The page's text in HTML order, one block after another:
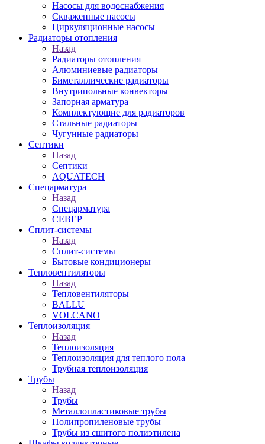
Насосы для водоснабжения
Скваженные насосы
Циркуляционные насосы
Радиаторы отопления
Назад
Радиаторы отопления
Алюминиевые радиаторы
Биметаллические радиаторы
Внутрипольные конвекторы
Запорная арматура
Комплектующие для радиаторов
Стальные радиаторы
Чугунные радиаторы
Септики
Назад
Септики
AQUATECH
Спецарматура
Назад
Спецарматура
СЕВЕР
Сплит-системы
Назад
Сплит-системы
Бытовые кондиционеры
Тепловентиляторы
Назад
Тепловентиляторы
BALLU
VOLCANO
Теплоизоляция
Назад
Теплоизоляция
Теплоизоляция для теплого пола
Трубная теплоизоляция
Трубы
Назад
Трубы
Металлопластиковые трубы
Полипропиленовые трубы
Трубы из сшитого полиэтилена